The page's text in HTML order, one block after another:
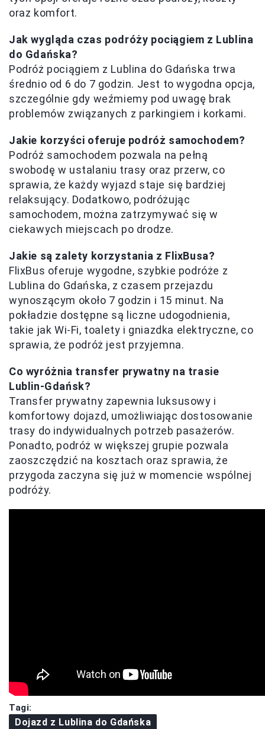
oraz komfort.
Jak wygląda czas podróży pociągiem z Lublina
do Gdańska?
Podróż pociągiem z Lublina do Gdańska trwa
średnio od 6 do 7 godzin. Jest to wygodna opcja,
szczególnie gdy weźmiemy pod uwagę brak
problemów związanych z parkingiem i korkami.
Jakie korzyści oferuje podróż samochodem?
Podróż samochodem pozwala na pełną
swobodę w ustalaniu trasy oraz przerw, co
sprawia, że każdy wyjazd staje się bardziej
relaksujący. Dodatkowo, podróżując
samochodem, można zatrzymywać się w
ciekawych miejscach po drodze.
Jakie są zalety korzystania z FlixBusa?
FlixBus oferuje wygodne, szybkie podróże z
Lublina do Gdańska, z czasem przejazdu
wynoszącym około 7 godzin i 15 minut. Na
pokładzie dostępne są liczne udogodnienia,
takie jak Wi-Fi, toalety i gniazdka elektryczne, co
sprawia, że podróż jest przyjemna.
Co wyróżnia transfer prywatny na trasie
Lublin-Gdańsk?
Transfer prywatny zapewnia luksusowy i
komfortowy dojazd, umożliwiając dostosowanie
trasy do indywidualnych potrzeb pasażerów.
Ponadto, podróż w większej grupie pozwala
zaoszczędzić na kosztach oraz sprawia, że
przygoda zaczyna się już w momencie wspólnej
podróży.
Tagi:
Dojazd z Lublina do Gdańska